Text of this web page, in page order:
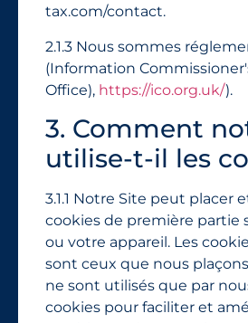
tax.com/contact.
2.1.3 Nous sommes
(Information
Office), https://ico.org.uk/).
3. Comment
utilise-t-il les
3.1.1 Notre Site peut placer
cookies de première partie
ou votre appareil. Les
sont ceux que nous
ne sont utilisés que par
cookies pour faciliter et